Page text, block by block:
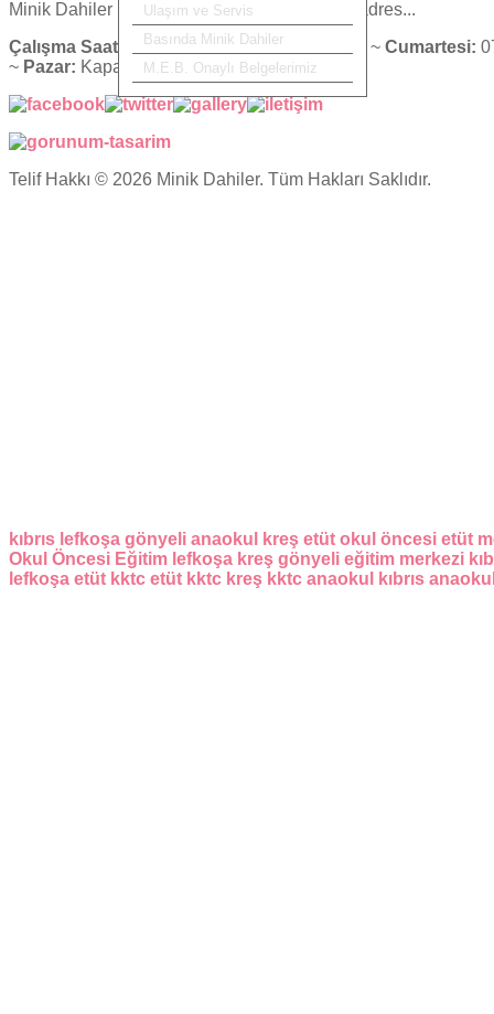
Ulaşım ve Servis
Basında Minik Dahiler
M.E.B. Onaylı Belgelerimiz
Minik Dahiler | Eğitim ve Sevginin buluştuğu adres...
Çalışma Saatlerimiz:Hafta içi:07:00 - 17:30 ~ Cumartesi:
~ Pazar: Kapalı
Telif Hakkı © 2026 Minik Dahiler. Tüm Hakları Saklıdır.
kıbrıs lefkoşa gönyeli anaokul kreş etüt okul öncesi etüt
Okul Öncesi Eğitim lefkoşa kreş gönyeli eğitim merkezi
lefkoşa etüt kktc etüt kktc kreş kktc anaokul kıbrıs